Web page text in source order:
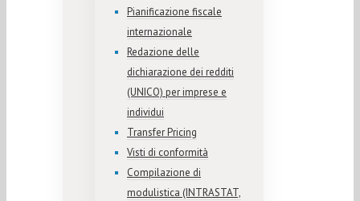
Pianificazione fiscale
internazionale
Redazione delle
dichiarazione dei redditi
(UNICO) per imprese e
individui
Transfer Pricing
Visti di conformità
Compilazione di
modulistica (INTRASTAT,